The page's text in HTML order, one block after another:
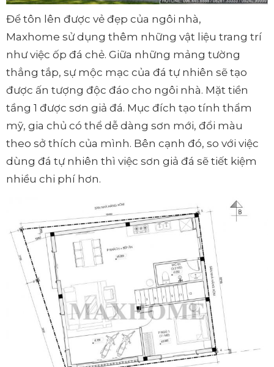
Để tôn lên được vẻ đẹp của ngôi nhà,
Maxhome sử dụng thêm những vật liệu trang trí
như việc ốp đá chẻ. Giữa những mảng tường
thẳng tắp, sự mộc mạc của đá tự nhiên sẽ tạo
được ấn tượng độc đáo cho ngôi nhà. Mặt tiền
tầng 1 được sơn giả đá. Mục đích tạo tính thẩm
mỹ, gia chủ có thể dễ dàng sơn mới, đổi màu
theo sở thích của mình. Bên cạnh đó, so với việc
dùng đá tự nhiên thì việc sơn giả đá sẽ tiết kiệm
nhiều chi phí hơn.